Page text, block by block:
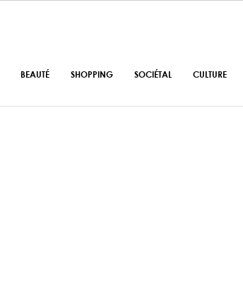
BEAUTÉ SHOPPING SOCIÉTAL CULTURE